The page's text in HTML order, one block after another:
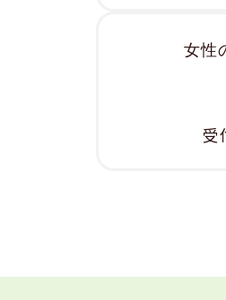
女性
受